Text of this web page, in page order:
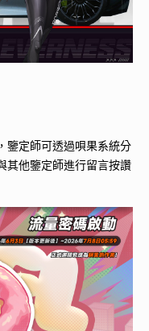
定師可透過唄果系統分
其他鑒定師進行留言按讚